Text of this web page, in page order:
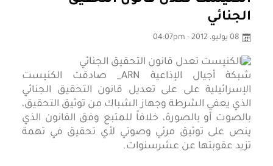
الجنائي
08 يوليو، 2012 - 04:07pm
شبكة أجيال الإذاعية ARN_ صادقت الكنيست
الإسرائيلية على على تعديل قانون التحقيق الجنائي
الذي يعفي الشرطة وجهاز الشباك من توثيق التحقيق،
بالصوت أو بالصورة، خلافاً للمتبع وفق القانون الذي
ينص على توثيق مرئي وصوتي لأي تحقيق في تهمة
تزيد عقوبتها عن عشرسنوات.